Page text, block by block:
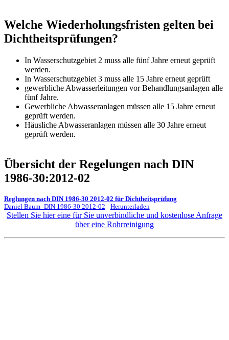
Welche Wiederholungsfristen gelten bei
Dichtheitsprüfungen?
In Wasserschutzgebiet 2 muss alle fünf Jahre erneut geprüft
werden.
In Wasserschutzgebiet 3 muss alle 15 Jahre erneut geprüft
gewerbliche Abwasserleitungen vor Behandlungsanlagen alle
fünf Jahre.
Gewerbliche Abwasseranlagen müssen alle 15 Jahre erneut
geprüft werden.
Häusliche Abwasseranlagen müssen alle 30 Jahre erneut
geprüft werden.
Übersicht der Regelungen nach DIN
1986-30:2012-02
Reglungen nach DIN 1986-30 2012-02 für Dichtheitsprüfung
Daniel Baum_DIN 1986-30 2012-02
Herunterladen
Stellen Sie hier eine für Sie unverbindliche und kostenlose Anfrage
über eine Rohrreinigung